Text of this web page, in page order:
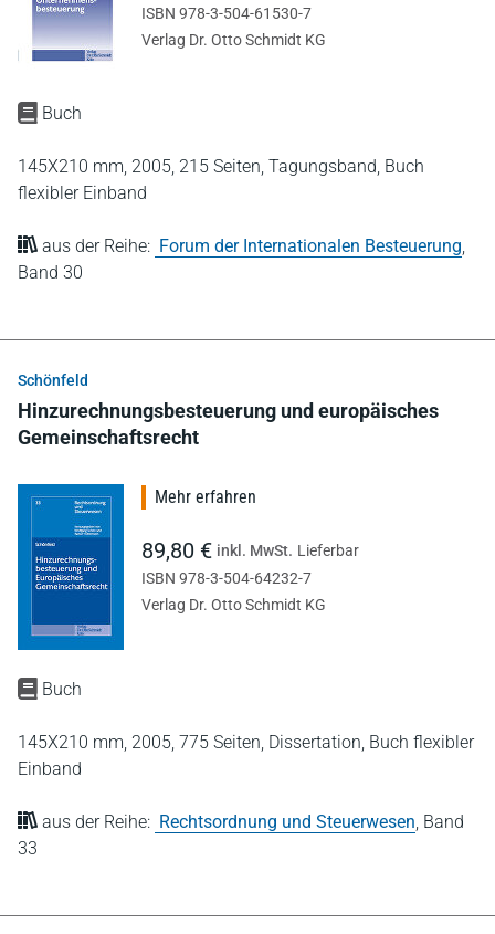
Buch
145X210 mm, 2005, 215 Seiten, Tagungsband, Buch
flexibler Einband
aus der Reihe: Forum der Internationalen Besteuerung
Band 30
ISBN 978-3-504-61530-7
Verlag Dr. Otto Schmidt KG
Schönfeld
Hinzurechnungsbesteuerung und europäisches
Gemeinschaftsrecht
Buch
145X210 mm, 2005, 775 Seiten, Dissertation, Buch flexibler
Einband
aus der Reihe: Rechtsordnung und Steuerwesen Band
33
Mehr erfahren
89,80 € inkl. MwSt. Lieferbar
ISBN 978-3-504-64232-7
Verlag Dr. Otto Schmidt KG